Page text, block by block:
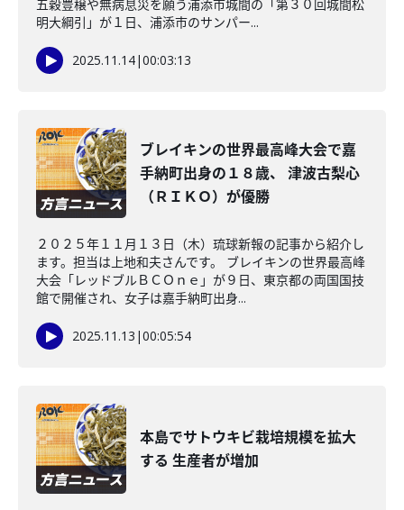
五穀豊穣や無病息災を願う浦添市城間の「第３０回城間松
明大綱引」が１日、浦添市のサンパー...
2025.11.14|00:03:13
ブレイキンの世界最高峰大会で嘉
手納町出身の１８歳、 津波古梨心
（ＲＩＫＯ）が優勝
２０２５年１１月１３日（木）琉球新報の記事から紹介し
ます。担当は上地和夫さんです。 ブレイキンの世界最高峰
大会「レッドブルＢＣＯｎｅ」が９日、東京都の両国国技
館で開催され、女子は嘉手納町出身...
2025.11.13 |00:05:54
本島でサトウキビ栽培規模を拡大
する 生産者が増加